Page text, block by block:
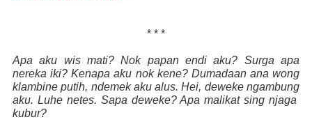
* * *
Apa aku wis mati? Nok papan endi aku? Surga apa
nereka iki? Kenapa aku nok kene? Dumadaan ana wong
klambine putih, ndemek aku alus. Hei, deweke ngambung
aku. Luhe netes. Sapa deweke? Apa malikat sing njaga
kubur?